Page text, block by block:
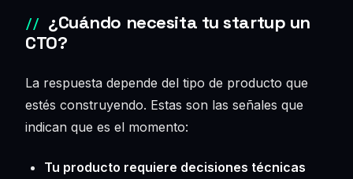
¿Cuándo necesita tu startup un
CTO?
La respuesta depende del tipo de producto que
estés construyendo. Estas son las señales que
indican que es el momento:
Tu producto requiere decisiones técnicas